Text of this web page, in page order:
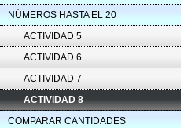
NÚMEROS HASTA EL 20
ACTIVIDAD 5
ACTIVIDAD 6
ACTIVIDAD 7
ACTIVIDAD 8
COMPARAR CANTIDADES